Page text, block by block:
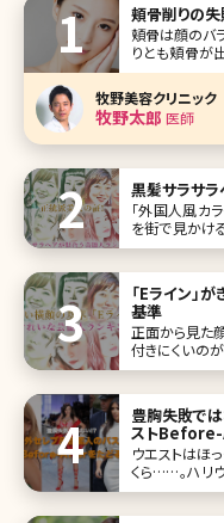
頬骨削りの
頬骨は顔のバ
りとも頬骨が
ランスを悪く
もなります。
あり、なかな
いでしょうか。
牧野美容クリニック
牧野太郎 医師
黒髪サラサ
「外国人風カ
を街で見かけ
のサラサラヘ
人”を、ランキ
間由紀恵
「Eライン」
基準
正面から見た
付きにくいのが
Eラインとは、
だラインを指
ことが理想的
豊胸失敗で
スト
ウエストはほ
くら……。ハリ
すが、実はそ